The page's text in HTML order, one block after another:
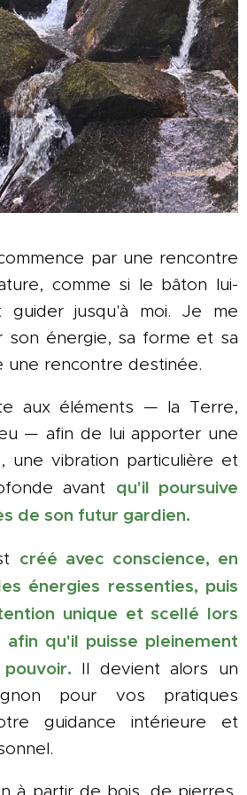
par une rencontre
comme si le bâton lui-
guider jusqu'à moi.Je me
son énergie, sa forme et sa
une rencontre destinée.
aux éléments — la Terre,
— afin de lui apporter une
une vibration particulière et
avant qu'il poursuive
de son futur gardien.
créé avec conscience, en
énergies ressenties, puis
unique et scellé lors
qu'il puisse pleinement
Il devient alors un
pour vos pratiques
guidance intérieure et